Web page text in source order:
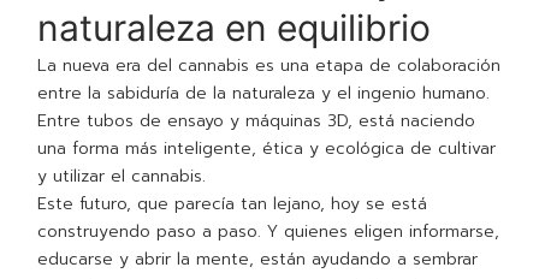
naturaleza en equilibrio
La nueva era del cannabis es una etapa de colaboración
entre la sabiduría de la naturaleza y el ingenio humano.
Entre tubos de ensayo y máquinas 3D, está naciendo
una forma más inteligente, ética y ecológica de cultivar
y utilizar el cannabis.
Este futuro, que parecía tan lejano, hoy se está
construyendo paso a paso. Y quienes eligen informarse,
educarse y abrir la mente, están ayudando a sembrar